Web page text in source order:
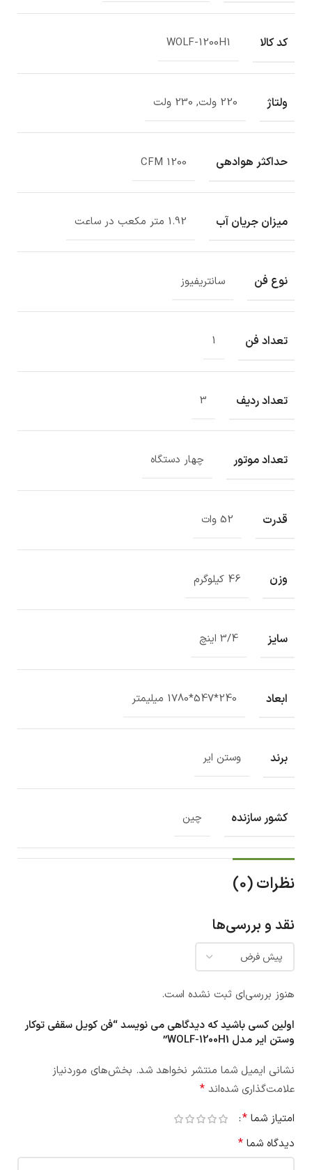
کد کالا WOLF-1200H1
ولتاژ 220 ولت, 230 ولت
حداکثر هوادهی 1200 CFM
میزان جریان آب 1.92 متر مکعب در ساعت
نوع فن سانتریفیوز
تعداد فن 1
تعداد ردیف 3
تعداد موتور چهار دستگاه
قدرت 52 وات
وزن 46 کیلوگرم
سایز 3/4 اینچ
ابعاد 240*547*1780 میلیمتر
برند وستن ایر
کشور سازنده چین
نظرات (0)
نقد و بررسی‌ها
هنوز بررسی‌ای ثبت نشده است.
اولین کسی باشید که دیدگاهی می نویسد “فن کویل سقفی توکار
وستن ایر مدل WOLF-1200H1”
نشانی ایمیل شما منتشر نخواهد شد. بخش‌های موردنیاز
علامت‌گذاری شده‌اند *
امتیاز شما *
دیدگاه شما *